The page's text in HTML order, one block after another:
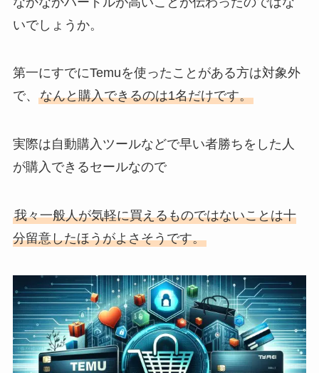
いでしょうか。
第一にすでにTemuを使ったことがある方は対象外
で、 なんと購入できるのは1名だけです。
実際は自動購入ツールなどで早い者勝ちをした人
が購入できるセールなので
我々一般人が気軽に買えるものではないことは十
分留意したほうがよさそうです。